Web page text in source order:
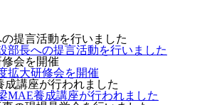
部長への提言活動を行いました
拡大研修会を開催
MAE養成講座が行われました